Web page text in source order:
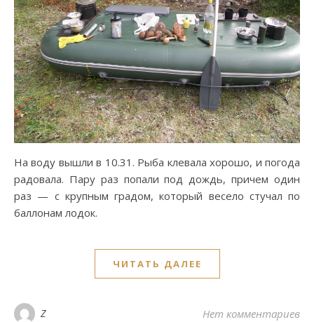
На воду вышли в 10.31. Рыба клевала хорошо, и погода
радовала. Пару раз попали под дождь, причем один
раз — с крупным градом, который весело стучал по
баллонам лодок.
ЧИТАТЬ ДАЛЕЕ
Z Нет комментариев